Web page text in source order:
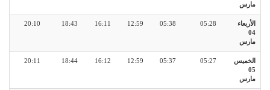
مارس
الأربعاء
04
مارس
05:28
05:38
12:59
16:11
18:43
20:10
الخميس
05
مارس
05:27
05:37
12:59
16:12
18:44
20:11